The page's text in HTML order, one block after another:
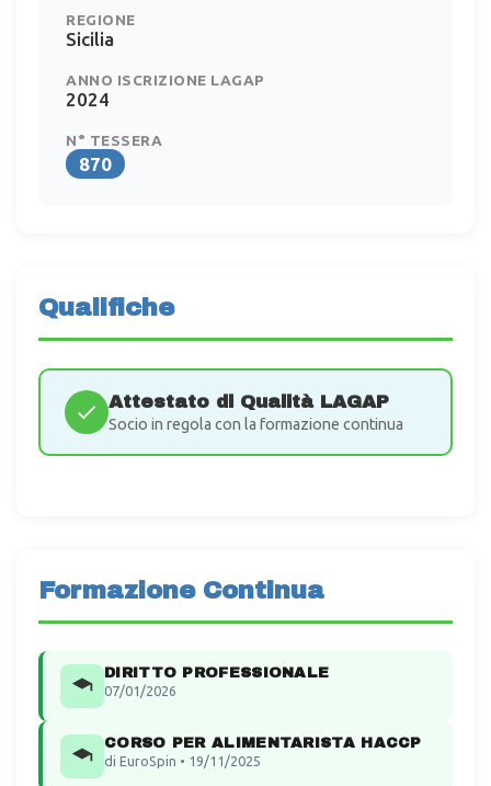
REGIONE
Sicilia
ANNO ISCRIZIONE LAGAP
2024
N° TESSERA
870
Qualifiche
Attestato di Qualità LAGAP
Socio in regola con la formazione continua
Formazione Continua
DIRITTO PROFESSIONALE
07/01/2026
CORSO PER ALIMENTARISTA HACCP
di EuroSpin • 19/11/2025